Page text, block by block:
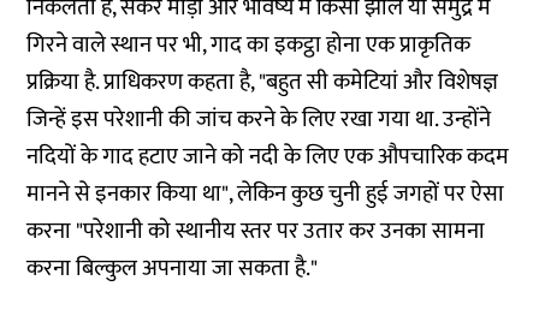
निकलती है, संकरे मोड़ों और भविष्य में किसी झील या समुद्र में
गिरने वाले स्थान पर भी, गाद का इकट्ठा होना एक प्राकृतिक
प्रक्रिया है. प्राधिकरण कहता है, "बहुत सी कमेटियां और विशेषज्ञ
जिन्हें इस परेशानी की जांच करने के लिए रखा गया था. उन्होंने
नदियों के गाद हटाए जाने को नदी के लिए एक औपचारिक कदम
मानने से इनकार किया था", लेकिन कुछ चुनी हुई जगहों पर ऐसा
करना "परेशानी को स्थानीय स्तर पर उतार कर उनका सामना
करना बिल्कुल अपनाया जा सकता है."